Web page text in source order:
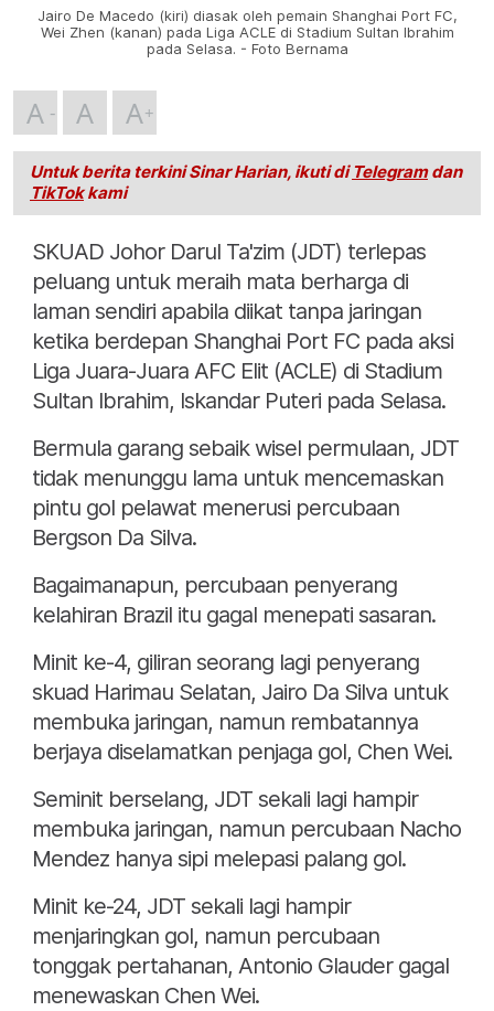
Jairo De Macedo (kiri) diasak oleh pemain Shanghai Port FC,
Wei Zhen (kanan) pada Liga ACLE di Stadium Sultan Ibrahim
pada Selasa. - Foto Bernama
A A A
Untuk berita terkini Sinar Harian, ikuti di Telegramdan
TikTokkami
SKUAD Johor Darul Ta'zim (JDT) terlepas
peluang untuk meraih mata berharga di
laman sendiri apabila diikat tanpa jaringan
ketika berdepan Shanghai Port FC pada aksi
Liga Juara-Juara AFC Elit (ACLE) di Stadium
Sultan Ibrahim, Iskandar Puteri pada Selasa.
Bermula garang sebaik wisel permulaan, JDT
tidak menunggu lama untuk mencemaskan
pintu gol pelawat menerusi percubaan
Bergson Da Silva.
Bagaimanapun, percubaan penyerang
kelahiran Brazil itu gagal menepati sasaran.
Minit ke-4, giliran seorang lagi penyerang
skuad Harimau Selatan, Jairo Da Silva untuk
membuka jaringan, namun rembatannya
berjaya diselamatkan penjaga gol, Chen Wei.
Seminit berselang, JDT sekali lagi hampir
membuka jaringan, namun percubaan Nacho
Mendez hanya sipi melepasi palang gol.
Minit ke-24, JDT sekali lagi hampir
menjaringkan gol, namun percubaan
tonggak pertahanan, Antonio Glauder gagal
menewaskan Chen Wei.